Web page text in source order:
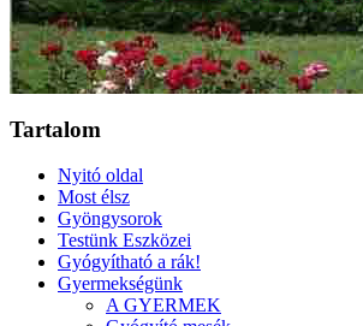
Tartalom
Nyitó oldal
Most élsz
Gyöngysorok
Testünk Eszközei
Gyógyítható a rák!
Gyermekségünk
A GYERMEK